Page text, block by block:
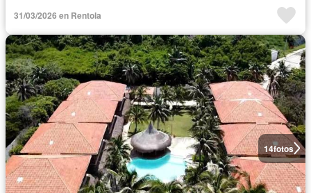
31/03/2026 en Rentola
14fotos